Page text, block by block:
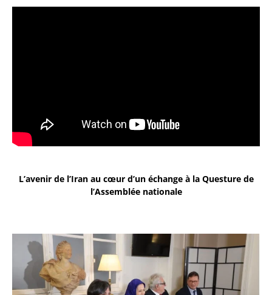
L’avenir de l’Iran au cœur d’un échange à la Questure de
l’Assemblée nationale